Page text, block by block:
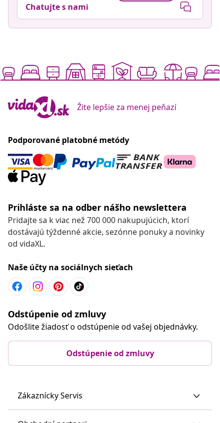
Chatujte s nami
Žite lepšie za menej peňazí
Podporované platobné metódy
Prihláste sa na odber nášho newslettera
Pridajte sa k viac než 700 000 nakupujúcich, ktorí
dostávajú týždenné akcie, sezónne ponuky a novinky
od vidaXL.
Naše účty na sociálnych sieťach
Odstúpenie od zmluvy
Odošlite žiadosť o odstúpenie od vašej objednávky.
Odstúpenie od zmluvy
Zákaznícky Servis